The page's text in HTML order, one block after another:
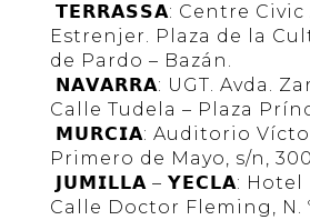
𝗧𝗘𝗥𝗥𝗔𝗦𝗦𝗔: Centre Civic
Estrenjer. Plaza de la
de Pardo – Bazán.
𝗡𝗔𝗩𝗔𝗥𝗥𝗔: UGT. Avda.
Calle Tudela – Plaza
𝗠𝗨𝗥𝗖𝗜𝗔: Auditorio
Primero de Mayo, s/n,
𝗝𝗨𝗠𝗜𝗟𝗟𝗔 – 𝗬𝗘𝗖𝗟𝗔: Hotel
Calle Doctor Fleming, N.